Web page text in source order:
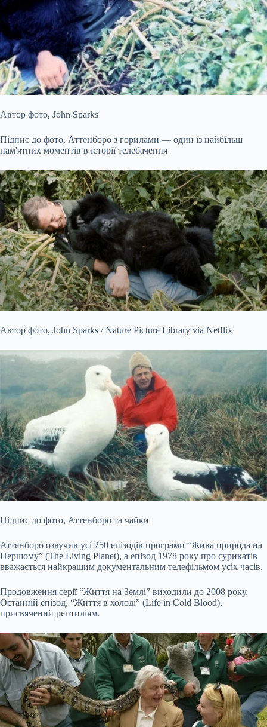
Автор фото, John Sparks
Підпис до фото, Аттенборо з горилами — один із найбільш
пам'ятних моментів в історії телебачення
Автор фото, John Sparks / Nature Picture Library via Netflix
Підпис до фото, Аттенборо та чайки
Аттенборо озвучив усі 250 епізодів програми “Жива природа на
Першому” (The Living Planet), а епізод 1978 року про сурикатів
вважається найкращим документальним телефільмом усіх часів.
Продовження серії “Життя на Землі” виходили до 2008 року.
Останній епізод, “Життя в холоді” (Life in Cold Blood),
присвячений рептиліям.